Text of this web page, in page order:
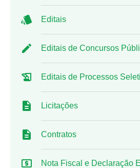
Editais
Editais de Concursos
Editais de Processos
Licitações
Contratos
Nota Fiscal e Declaração